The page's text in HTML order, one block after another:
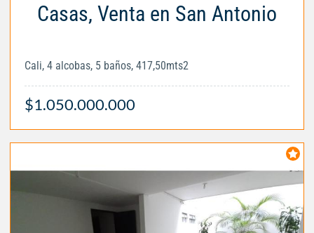
Casas, Venta en San Antonio
Cali, 4 alcobas, 5 baños, 417,50mts2
$1.050.000.000